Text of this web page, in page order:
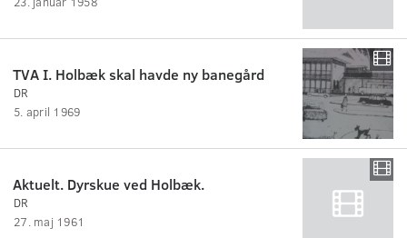
TVA I. Holbæk skal havde ny banegård
DR
5. april 1969
Aktuelt. Dyrskue ved Holbæk.
DR
27. maj 1961